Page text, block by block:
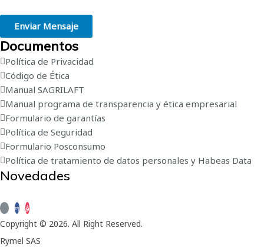
Enviar Mensaje
Documentos
Política de Privacidad
Código de Ética
Manual SAGRILAFT
Manual programa de transparencia y ética empresarial
Formulario de garantías
Política de Seguridad
Formulario Posconsumo
Política de tratamiento de datos personales y Habeas Data
Novedades
Copyright © 2026. All Right Reserved.
Rymel SAS